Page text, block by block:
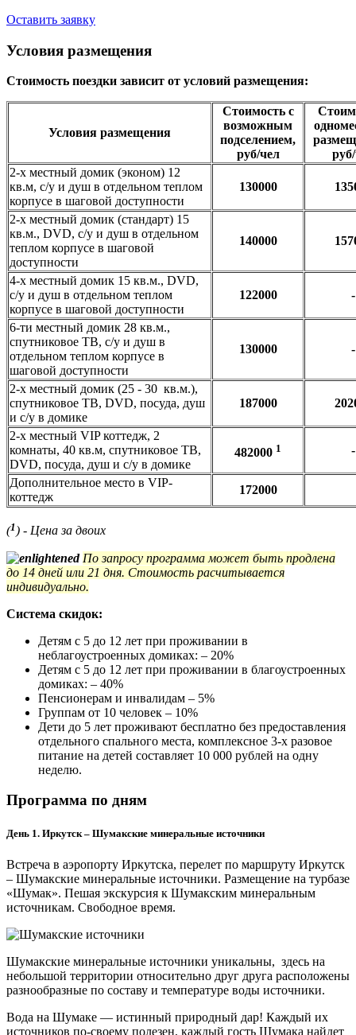
Оставить заявку
Условия размещения
Стоимость поездки зависит от условий размещения:
Условия размещения
Стоимость с
возможным
подселением,
руб/чел
2-х местный домик (эконом) 12
кв.м, с/у и душ в отдельном теплом
корпусе в шаговой доступности
130000
2-х местный домик (стандарт) 15
кв.м., DVD, с/у и душ в отдельном
теплом корпусе в шаговой
доступности
140000
4-х местный домик 15 кв.м., DVD,
с/у и душ в отдельном теплом
корпусе в шаговой доступности
122000 -
6-ти местный домик 28 кв.м.,
спутниковое ТВ, с/у и душ в
отдельном теплом корпусе в
шаговой доступности
130000 -
2-х местный домик (25 - 30 кв.м.),
спутниковое ТВ, DVD, посуда, душ
и с/у в домике
187000
2-х местный VIP коттедж, 2
комнаты, 40 кв.м, спутниковое ТВ,
DVD, посуда, душ и с/у в домике
482000 1 -
Дополнительное место в VIP-
коттедж
172000
(1 ) - Цена за двоих
По запросу программа может быть продлена
до 14 дней или 21 дня. Стоимость расчитывается
индивидуально.
Система скидок:
Детям с 5 до 12 лет при проживании в
неблагоустроенных домиках: – 20%
Детям с 5 до 12 лет при проживании в благоустроенных
домиках: – 40%
Пенсионерам и инвалидам – 5%
Группам от 10 человек – 10%
Дети до 5 лет проживают бесплатно без предоставления
отдельного спального места, комплексное 3-х разовое
питание на детей составляет 10 000 рублей на одну
неделю.
Программа по дням
День 1. Иркутск – Шумакские минеральные источники
Встреча в аэропорту Иркутска, перелет по маршруту Иркутск
– Шумакские минеральные источники. Размещение на турбазе
«Шумак». Пешая экскурсия к Шумакским минеральным
источникам. Свободное время.
Шумакские минеральные источники уникальны, здесь на
небольшой территории относительно друг друга расположены
разнообразные по составу и температуре воды источники.
Вода на Шумаке — истинный природный дар! Каждый их
источников по-своему полезен, каждый гость Шумака найдет